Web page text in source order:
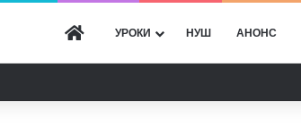
ГОЛОВНА
УРОКИ НУШ АНОНС